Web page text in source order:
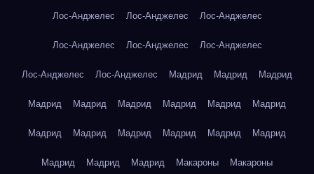
Лос-Анджелес Лос-Анджелес Лос-Анджелес
Лос-Анджелес Лос-Анджелес Лос-Анджелес
Лос-Анджелес Лос-Анджелес Мадрид Мадрид Мадрид
Мадрид Мадрид Мадрид Мадрид Мадрид Мадрид
Мадрид Мадрид Мадрид Мадрид Мадрид Мадрид
Мадрид Мадрид Мадрид Макароны Макароны